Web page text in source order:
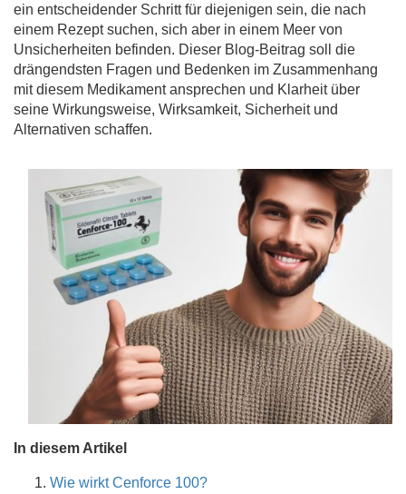
ein entscheidender Schritt für diejenigen sein, die nach
einem Rezept suchen, sich aber in einem Meer von
Unsicherheiten befinden. Dieser Blog-Beitrag soll die
drängendsten Fragen und Bedenken im Zusammenhang
mit diesem Medikament ansprechen und Klarheit über
seine Wirkungsweise, Wirksamkeit, Sicherheit und
Alternativen schaffen.
In diesem Artikel
Wie wirkt Cenforce 100?